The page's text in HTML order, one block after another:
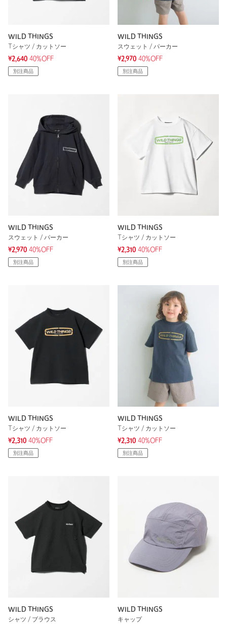
WILD THINGS
Tシャツ / カットソー
¥2,640 40%OFF
別注商品
WILD THINGS
スウェット / パーカー
¥2,970 40%OFF
別注商品
WILD THINGS
スウェット / パーカー
¥2,970 40%OFF
別注商品
WILD THINGS
Tシャツ / カットソー
¥2,310 40%OFF
別注商品
WILD THINGS
Tシャツ / カットソー
¥2,310 40%OFF
別注商品
WILD THINGS
Tシャツ / カットソー
¥2,310 40%OFF
別注商品
WILD THINGS
シャツ / ブラウス
WILD THINGS
キャップ